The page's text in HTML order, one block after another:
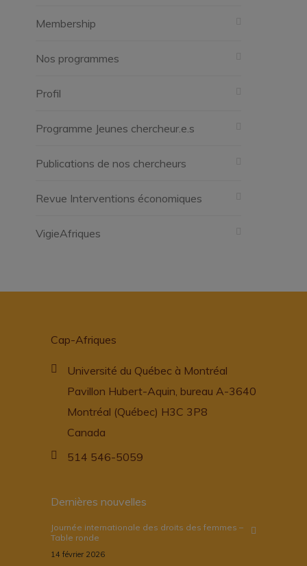
Membership
Nos programmes
Profil
Programme Jeunes chercheur.e.s
Publications de nos chercheurs
Revue Interventions économiques
VigieAfriques
Cap-Afriques
Université du Québec à Montréal
Pavillon Hubert-Aquin, bureau A-3640
Montréal (Québec) H3C 3P8
Canada
514 546-5059
Dernières nouvelles
Journée internationale des droits des femmes –
Table ronde
14 février 2026